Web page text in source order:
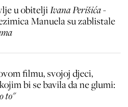
u obiteljiIvana Perišića-
Manuela su zablistale
filmu, svojoj djeci,
bi se bavila da ne glumi:
to"